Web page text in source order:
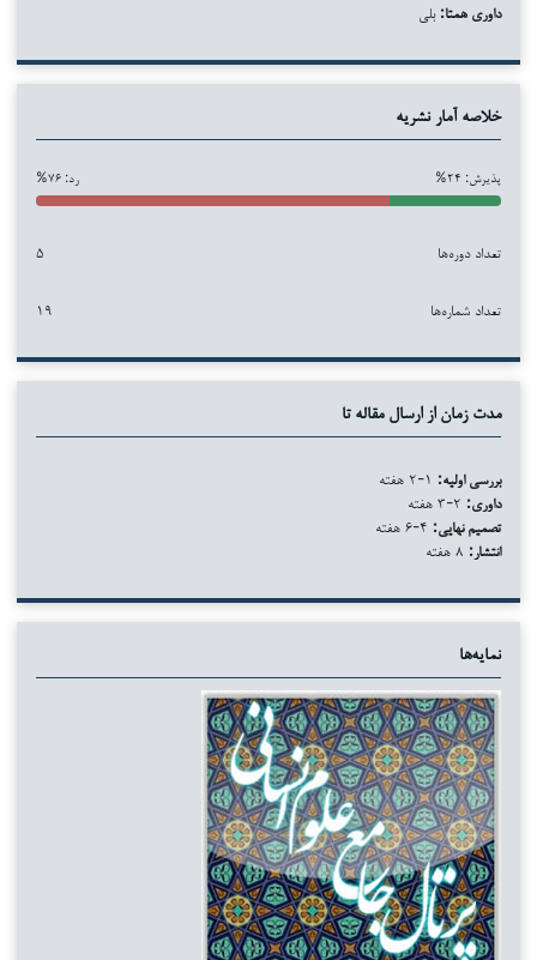
داوری همتا: بلی
خلاصه آمار نشریه
پذیرش: ۲۴% رد: ۷۶%
تعداد دوره‌ها ۵
تعداد شماره‌ها ۱۹
مدت زمان از ارسال مقاله تا
بررسی اولیه:
داوری:
تصمیم نهایی:
انتشار:
نمایه‌ها